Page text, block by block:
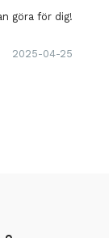
göra för dig!
2025-04-25